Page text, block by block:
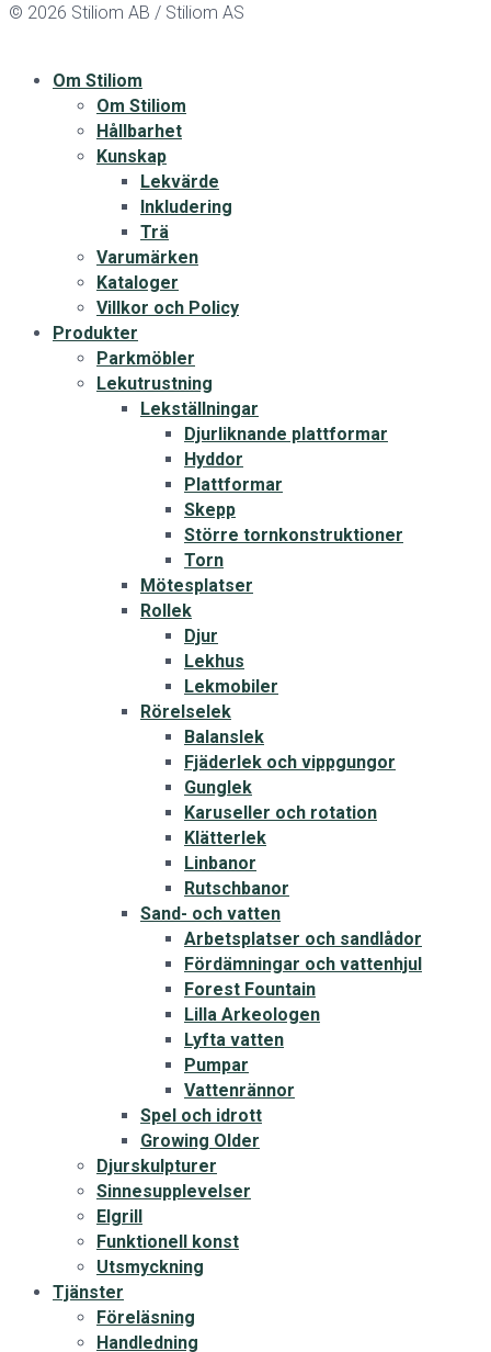
© 2026 Stiliom AB / Stiliom AS
Om Stiliom
Om Stiliom
Hållbarhet
Kunskap
Lekvärde
Inkludering
Trä
Varumärken
Kataloger
Villkor och Policy
Produkter
Parkmöbler
Lekutrustning
Lekställningar
Djurliknande plattformar
Hyddor
Plattformar
Skepp
Större tornkonstruktioner
Torn
Mötesplatser
Rollek
Djur
Lekhus
Lekmobiler
Rörelselek
Balanslek
Fjäderlek och vippgungor
Gunglek
Karuseller och rotation
Klätterlek
Linbanor
Rutschbanor
Sand- och vatten
Arbetsplatser och sandlådor
Fördämningar och vattenhjul
Forest Fountain
Lilla Arkeologen
Lyfta vatten
Pumpar
Vattenrännor
Spel och idrott
Growing Older
Djurskulpturer
Sinnesupplevelser
Elgrill
Funktionell konst
Utsmyckning
Tjänster
Föreläsning
Handledning